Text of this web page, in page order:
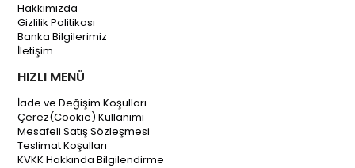
Hakkımızda
Gizlilik Politikası
Banka Bilgilerimiz
İletişim
HIZLI MENÜ
İade ve Değişim Koşulları
Çerez(Cookie) Kullanımı
Mesafeli Satış Sözleşmesi
Teslimat Koşulları
KVKK Hakkında Bilgilendirme